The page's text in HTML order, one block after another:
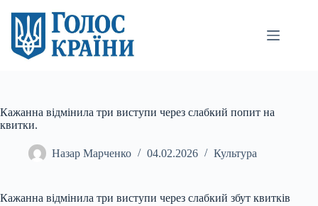
вмісту
Кажанна відмінила три виступи через слабкий попит на
квитки.
Назар Марченко 04.02.2026 Культура
Кажанна відмінила три виступи через слабкий збут квитків